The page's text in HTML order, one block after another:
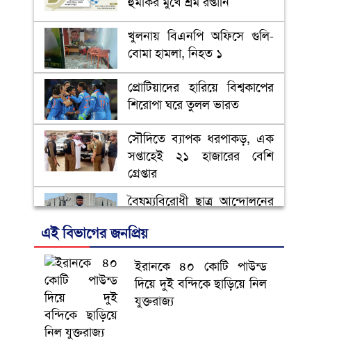
খুলনায় বিএনপি অফিসে গুলি-
বোমা হামলা, নিহত ১
প্রোটিয়াদের হারিয়ে বিশ্বকাপের
শিরোপা ঘরে তুলল ভারত
সৌদিতে ব্যাপক ধরপাকড়, এক
সপ্তাহেই ২১ হাজারের বেশি
গ্রেপ্তার
বৈষম্যবিরোধী ছাত্র আন্দোলনের
ভিউ বাড়াতে রাম দা হাতে
ফেসবুকে ভিডিও পোস্ট শিক্ষকের
আ.লীগ ও জাপার ৯ নেতা
এই বিভাগের জনপ্রিয়
ইরানকে ৪০ কোটি পাউন্ড
দিয়ে দুই বন্দিকে ছাড়িয়ে নিল
যুক্তরাজ্য